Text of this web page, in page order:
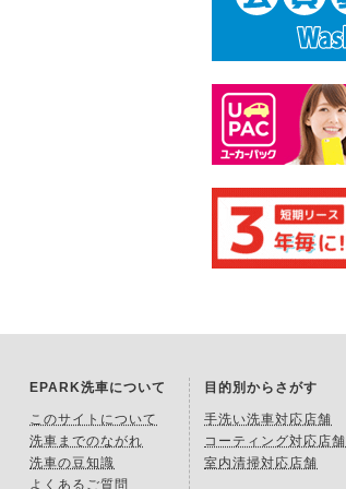
EPARK洗車について
このサイトについて
洗車までのながれ
洗車の豆知識
よくあるご質問
目的別からさがす
手洗い洗車対応店舗
コーティング対応店舗
室内清掃対応店舗